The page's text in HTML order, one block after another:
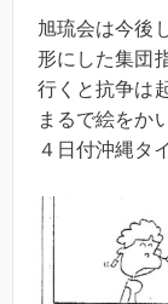
旭琉会は今後
形にした集団
行くと抗争は
まるで絵をか
４日付沖縄タ